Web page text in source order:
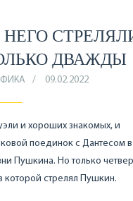
ДВАЖДЫ
09.02.2022
и хороших знакомых, и
поединок с Дантесом
Пушкина. Но только
которой стрелял Пушкин.